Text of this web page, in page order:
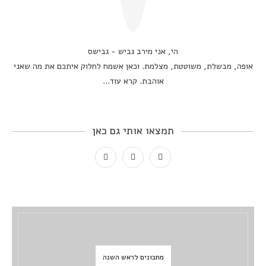
הי, אני מירב גביש - גבישס
אופה, מבשלת, משוטטת, מצלמת. וכאן אשמח לחלוק איתכם את מה שאני
אוהבת. קרא עוד...
תמצאו אותי גם כאן
מתכונים לראש השנה